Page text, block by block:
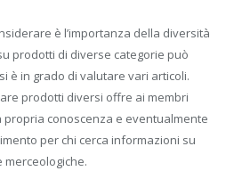
è l’importanza della diversità
prodotti di diverse categorie può
è in grado di valutare vari articoli.
prodotti diversi offre ai membri
propria conoscenza e eventualmente
per chi cerca informazioni su
merceologiche.